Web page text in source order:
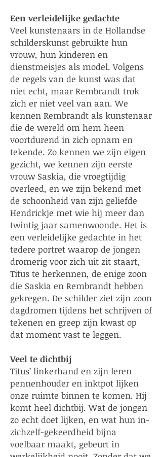
Een verleidelijke gedachte
Veel kunstenaars in de Hollandse
schilderskunst gebruikte hun
vrouw, hun kinderen en
dienstmeisjes als model. Volgens
de regels van de kunst was dat
niet echt, maar Rembrandt trok
zich er niet veel van aan. We
kennen Rembrandt als kunstenaar
die de wereld om hem heen
voortdurend in zich opnam en
tekende. Zo kennen we zijn eigen
gezicht, we kennen zijn eerste
vrouw Saskia, die vroegtijdig
overleed, en we zijn bekend met
de schoonheid van zijn geliefde
Hendrickje met wie hij meer dan
twintig jaar samenwoonde. Het is
een verleidelijke gedachte in het
tedere portret waarop de jongen
dromerig voor zich uit zit staart,
Titus te herkennen, de enige zoon
die Saskia en Rembrandt hebben
gekregen. De schilder ziet zijn zoon
dagdromen tijdens het schrijven of
tekenen en greep zijn kwast op
dat moment vast te leggen.
Veel te dichtbij
Titus’ linkerhand en zijn leren
pennenhouder en inktpot lijken
onze ruimte binnen te komen. Hij
komt heel dichtbij. Wat de jongen
zo echt doet lijken, en wat hun in-
zichzelf-gekeerdheid bijna
voelbaar maakt, gebeurt in